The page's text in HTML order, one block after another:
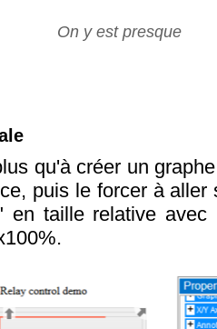
On y est presque
qu'à créer un
puis le forcer à aller
en taille relative